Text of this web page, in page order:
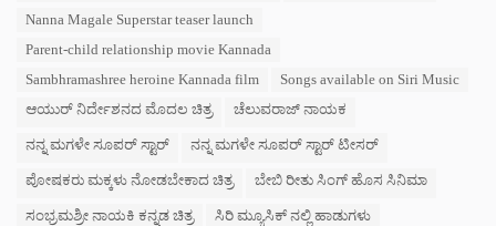
Nanna Magale Superstar teaser launch
Parent-child relationship movie Kannada
Sambhramashree heroine Kannada film
Songs available on Siri Music
ಆಯುರ್ ನಿರ್ದೇಶನದ ಮೊದಲ ಚಿತ್ರ
ಚೆಲುವರಾಜ್ ನಾಯಕ
ನನ್ನ ಮಗಳೇ ಸೂಪರ್ ಸ್ಟಾರ್ ನನ್ನ ಮಗಳೇ ಸೂಪರ್ ಸ್ಟಾರ್ ಟೀಸರ್
ಪೋಷಕರು ಮಕ್ಕಳು ನೋಡಬೇಕಾದ ಚಿತ್ರ ಬೇಬಿ ರೀತು ಸಿಂಗ್ ಹೊಸ ಸಿನಿಮಾ
ಸಂಭ್ರಮಶ್ರೀ ನಾಯಕಿ ಕನ್ನಡ ಚಿತ್ರ ಸಿರಿ ಮ್ಯೂಸಿಕ್ ನಲ್ಲಿ ಹಾಡುಗಳು